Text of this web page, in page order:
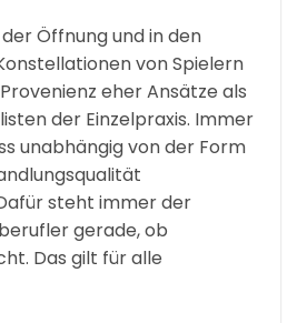
Öffnung und in den
von Spielern
eher Ansätze als
der Einzelpraxis. Immer
unabhängig von der Form
steht immer der
gerade, ob
Das gilt für alle